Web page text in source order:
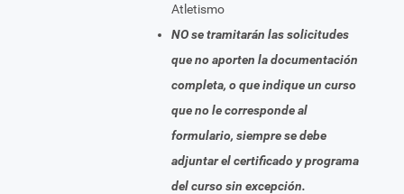
Atletismo
NO se tramitarán las solicitudes
que no aporten la documentación
completa, o que indique un curso
que no le corresponde al
formulario, siempre se debe
adjuntar el certificado y programa
del curso sin excepción.